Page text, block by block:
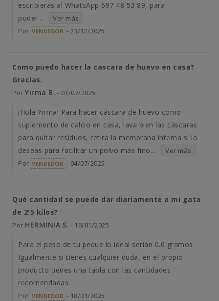
escribieras al WhatsApp 697 48 53 89, para
poder...
Ver más
Por VENDEDOR - 23/12/2025
Como puedo hacer la cascara de huevo en casa?
Gracias.
Por Yirma B. - 03/07/2025
¡Hola Yirma! Para hacer cáscara de huevo como
suplemento de calcio en casa, lava bien las cáscaras
para quitar residuos, retira la membrana interna si lo
deseas para facilitar un polvo más fino...
Ver más
Por VENDEDOR - 04/07/2025
Qué cantidad se puede dar diariamente a mi gata
de 2'5 kilos?
Por HERMINIA S. - 16/01/2025
Para el peso de tu peque lo ideal serían 0.6 gramos.
Igualmente si tienes cualquier duda, en el propio
producto tienes una tabla con las cantidades
recomendadas.
Por VENDEDOR - 18/01/2025